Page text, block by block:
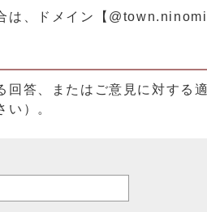
は、ドメイン【
答、またはご意見に対す
い）。